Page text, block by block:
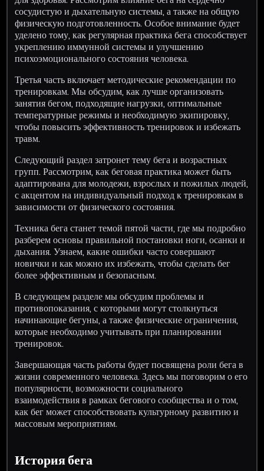
сосудистую и дыхательную системы, а также на общую
физическую подготовленность. Особое внимание будет
уделено тому, как регулярная практика бега способствует
укреплению иммунной системы и улучшению
психоэмоционального состояния человека.
Третья часть включает методические рекомендации по
тренировкам. Мы обсудим, как лучше организовать
занятия бегом, подходящие нагрузки, оптимальные
температурные режимы и необходимую экипировку,
чтобы повысить эффективность тренировок и избежать
травм.
Следующий раздел затронет тему бега и возрастных
групп. Рассмотрим, как беговая практика может быть
адаптирована для молодежи, взрослых и пожилых людей,
с акцентом на индивидуальный подход к тренировкам в
зависимости от физического состояния.
Техника бега станет темой пятой части, где мы подробно
разберем основы правильной постановки ноги, осанки и
дыхания. Узнаем, какие ошибки часто совершают
новички и как можно их избежать, чтобы сделать бег
более эффективным и безопасным.
В следующем разделе мы обсудим проблемы и
противопоказания, с которыми могут столкнуться
начинающие бегуны, а также физические ограничения,
которые необходимо учитывать при планировании
тренировок.
Завершающая часть работы будет посвящена роли бега в
жизни современного человека. Здесь мы поговорим о его
популярности, возможности социального
взаимодействия в рамках бегового сообщества и о том,
как бег может способствовать культурному развитию и
массовым мероприятиям.
История бега